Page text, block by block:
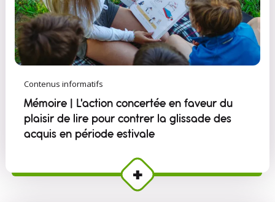
Contenus informatifs
Mémoire | L'action concertée en faveur du
plaisir de lire pour contrer la glissade des
acquis en période estivale